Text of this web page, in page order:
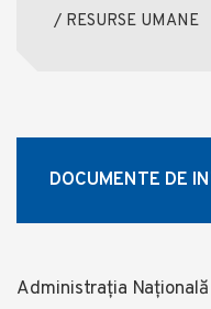
/ RESURSE UMANE
DOCUMENTE DE
Administrația